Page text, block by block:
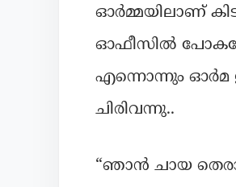
ഓർമ്മയിലാണ്
ഓഫീസിൽ
എന്നൊന്നും ഓർമ
ചിരിവന്നു..
“ഞാൻ ചായ